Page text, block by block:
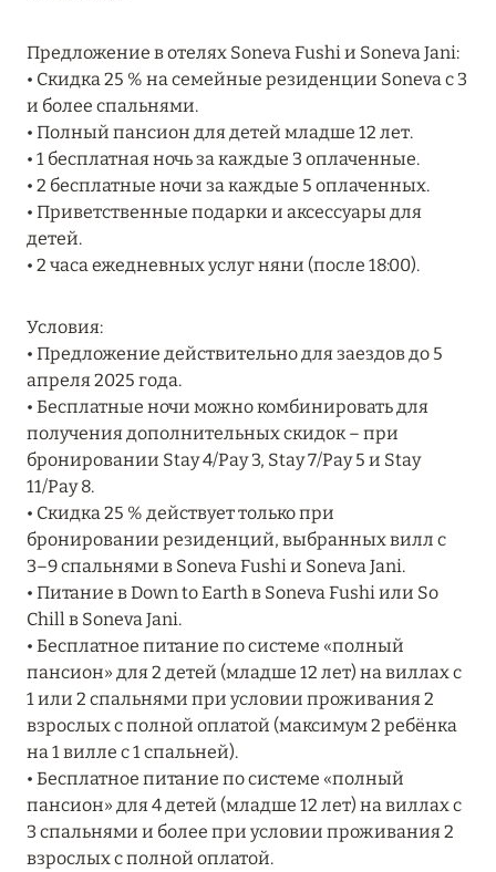
LA CARTE PREMIUM ПО ОТЕЛЮ WALDORF
Подробнее
12 ноября 2025
MANDARIN ORIENTAL JUMEIRA — SUITE
NOVEMBER
13 мая 2025
ЗАБРОНИРУЙТЕ FOUR SEASONS RESORT
DUBAI AT JUMEIRAH BEACH ПО ЛУЧШИМ
ЦЕНАМ
Подробнее
04 апреля 2025
ATLANTIS THE PALM: НОВЫЙ ПАКЕТ
НАПИТКОВ ДЛЯ HB И FB
Подробнее
13 февраля 2025
MANDARIN ORIENTAL JUMEIRA, DUBAI:
СКИДКИ ДО 30 % ОТ СУММЫ КОНТРАКТА НА
РАЗМЕЩЕНИЕ ВЕСНОЙ
Подробнее
Предложение в отелях Soneva Fushi и Soneva Jani:
• Скидка 25 % на семейные резиденции Soneva с 3
и более спальнями.
• Полный пансион для детей младше 12 лет.
• 1 бесплатная ночь за каждые 3 оплаченные.
• 2 бесплатные ночи за каждые 5 оплаченных.
• Приветственные подарки и аксессуары для
детей.
• 2 часа ежедневных услуг няни (после 18:00).
Условия:
• Предложение действительно для заездов до 5
апреля 2025 года.
• Бесплатные ночи можно комбинировать для
получения дополнительных скидок – при
бронировании Stay 4/Pay 3, Stay 7/Pay 5 и Stay
11/Pay 8.
• Скидка 25 % действует только при
бронировании резиденций, выбранных вилл с
3–9 спальнями в Soneva Fushi и Soneva Jani.
• Питание в Down to Earth в Soneva Fushi или So
Chill в Soneva Jani.
• Бесплатное питание по системе «полный
пансион» для 2 детей (младше 12 лет) на виллах с
1 или 2 спальнями при условии проживания 2
взрослых с полной оплатой (максимум 2 ребёнка
на 1 вилле с 1 спальней).
• Бесплатное питание по системе «полный
пансион» для 4 детей (младше 12 лет) на виллах с
3 спальнями и более при условии проживания 2
взрослых с полной оплатой.